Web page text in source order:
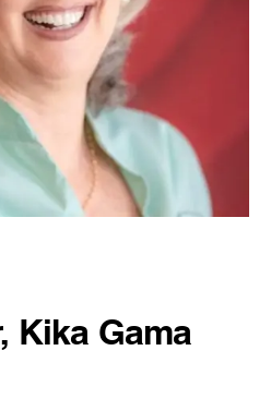
Kika Gama